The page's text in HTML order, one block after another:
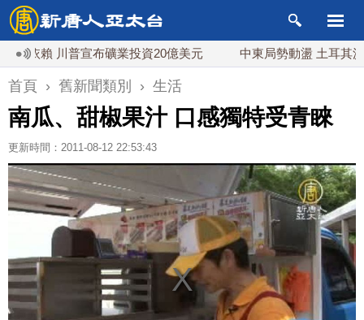
賴 川普宣布礦業投資20億美元 中東局勢動盪 土耳其沙特
首頁 › 舊新聞類別 › 生活
南瓜、甜椒果汁 口感獨特受青睞
更新時間：2011-08-12 22:53:43